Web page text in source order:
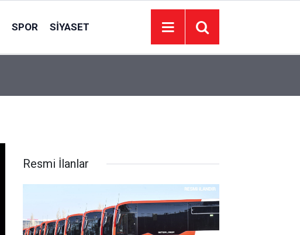
SPOR SIYASET
Resmi İlanlar